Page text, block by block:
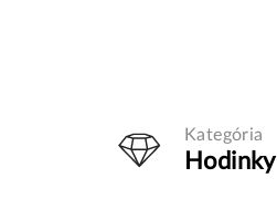
Kategória
Hodinky